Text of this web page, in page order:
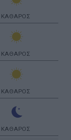
ΚΑΘΑΡΟΣ
ΚΑΘΑΡΟΣ
ΚΑΘΑΡΟΣ
ΚΑΘΑΡΟΣ